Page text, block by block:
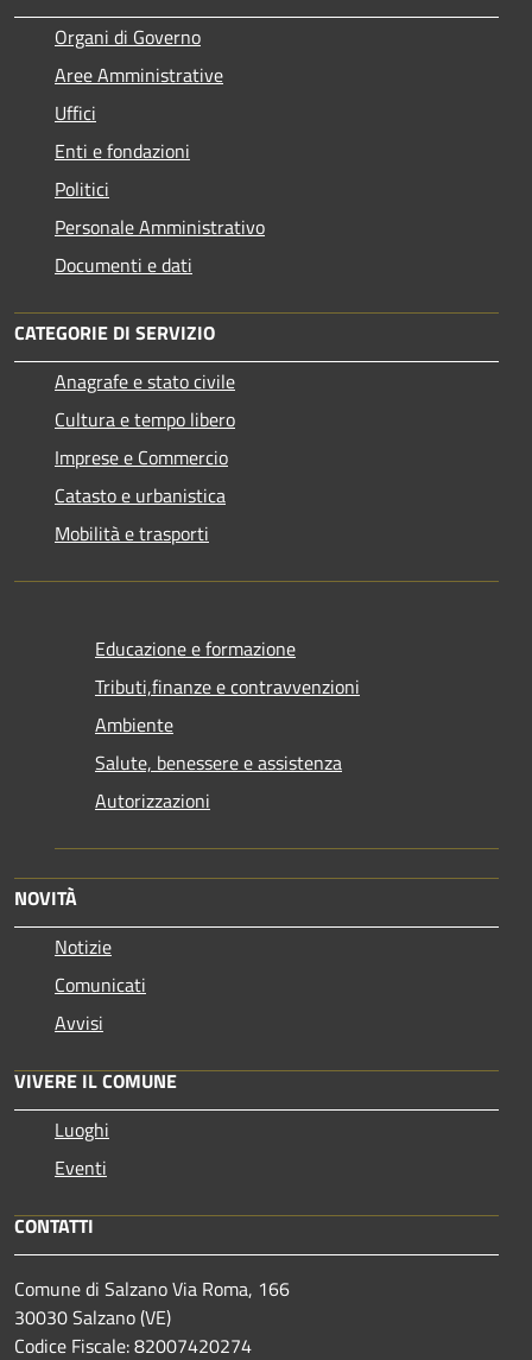
Organi di Governo
Aree Amministrative
Uffici
Enti e fondazioni
Politici
Personale Amministrativo
Documenti e dati
CATEGORIE DI SERVIZIO
Anagrafe e stato civile
Cultura e tempo libero
Imprese e Commercio
Catasto e urbanistica
Mobilità e trasporti
Educazione e formazione
Tributi,finanze e contravvenzioni
Ambiente
Salute, benessere e assistenza
Autorizzazioni
NOVITÀ
Notizie
Comunicati
Avvisi
VIVERE IL COMUNE
Luoghi
Eventi
CONTATTI
Comune di Salzano Via Roma, 166
30030 Salzano (VE)
Codice Fiscale: 82007420274